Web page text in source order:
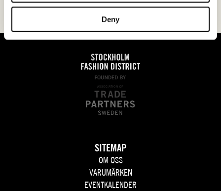
Deny
SITEMAP
OM OSS
VARUMÄRKEN
EVENTKALENDER